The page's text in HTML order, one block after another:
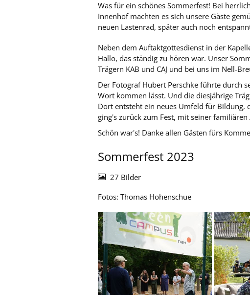
Was für ein schönes Sommerfest! Bei
Innenhof machten es sich unsere Gäste
neuen Lastenrad, später auch noch
Neben dem Auftaktgottesdienst in der
Hallo, das ständig zu hören war. Unser
Trägern KAB und CAJ und bei uns im Nell-
Der Fotograf Hubert Perschke führte durch
Wort kommen lässt. Und die diesjährige
Dort entsteht ein neues Umfeld für Bildung,
ging's zurück zum Fest, mit seiner familiären
Schön war's! Danke allen Gästen fürs
Sommerfest 2023
27 Bilder
Fotos: Thomas Hohenschue